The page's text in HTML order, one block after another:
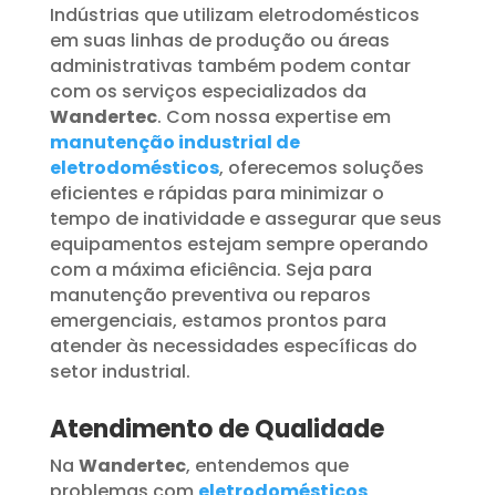
Indústrias que utilizam eletrodomésticos
em suas linhas de produção ou áreas
administrativas também podem contar
com os serviços especializados da
Wandertec. Com nossa expertise em
manutenção industrial de
eletrodomésticos, oferecemos soluções
eficientes e rápidas para minimizar o
tempo de inatividade e assegurar que seus
equipamentos estejam sempre operando
com a máxima eficiência. Seja para
manutenção preventiva ou reparos
emergenciais, estamos prontos para
atender às necessidades específicas do
setor industrial.
Atendimento de Qualidade
Na Wandertec, entendemos que